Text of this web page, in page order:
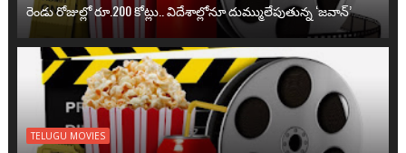
రెండు రోజుల్లో రూ.200 కోట్లు.. విదేశాల్లోనూ దుమ్ములేపుతున్న ‘జవాన్’
TELUGU MOVIES